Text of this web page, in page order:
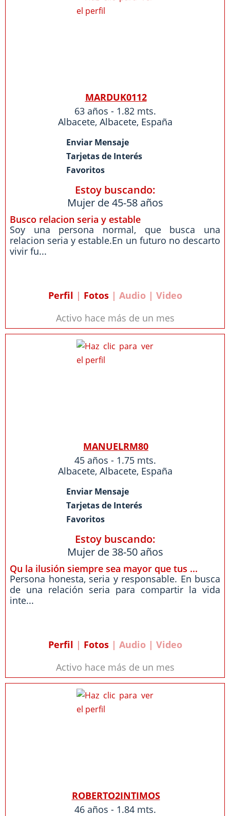
MARDUK0112
63 años - 1.82 mts.
Albacete, Albacete, España
Enviar Mensaje
Tarjetas de Interés
Favoritos
Estoy buscando:
Mujer de 45-58 años
Busco relacion seria y estable
Soy una persona normal, que busca una
relacion seria y estable.En un futuro no descarto
vivir fu...
Perfil | Fotos| Audio | Video
Activo hace más de un mes
MANUELRM80
45 años - 1.75 mts.
Albacete, Albacete, España
Enviar Mensaje
Tarjetas de Interés
Favoritos
Estoy buscando:
Mujer de 38-50 años
Qu la ilusión siempre sea mayor que tus ...
Persona honesta, seria y responsable. En busca
de una relación seria para compartir la vida
inte...
Perfil | Fotos| Audio | Video
Activo hace más de un mes
ROBERTO2INTIMOS
46 años - 1.84 mts.